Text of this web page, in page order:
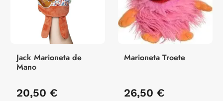
Jack Marioneta de
Mano
20,50 €
Marioneta Troete
26,50 €